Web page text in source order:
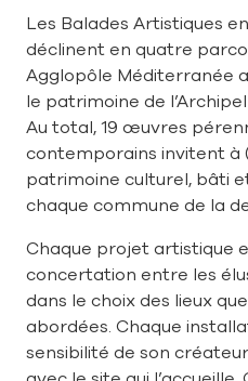
Les Balades Artistiques
déclinent en quatre
Agglopôle Méditerranée
le patrimoine de
Au total, 19 œuvres
contemporains invitent à
patrimoine culturel, bâti
chaque commune de la
Chaque projet artistique
concertation entre les
dans le choix des lieux
abordées. Chaque
sensibilité de son